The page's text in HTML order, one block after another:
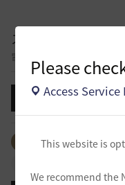
Please
Access
This website is
We recommend the
スクリーンショット
冒険に出て記録したスクリー
全体のタグを見る #イ